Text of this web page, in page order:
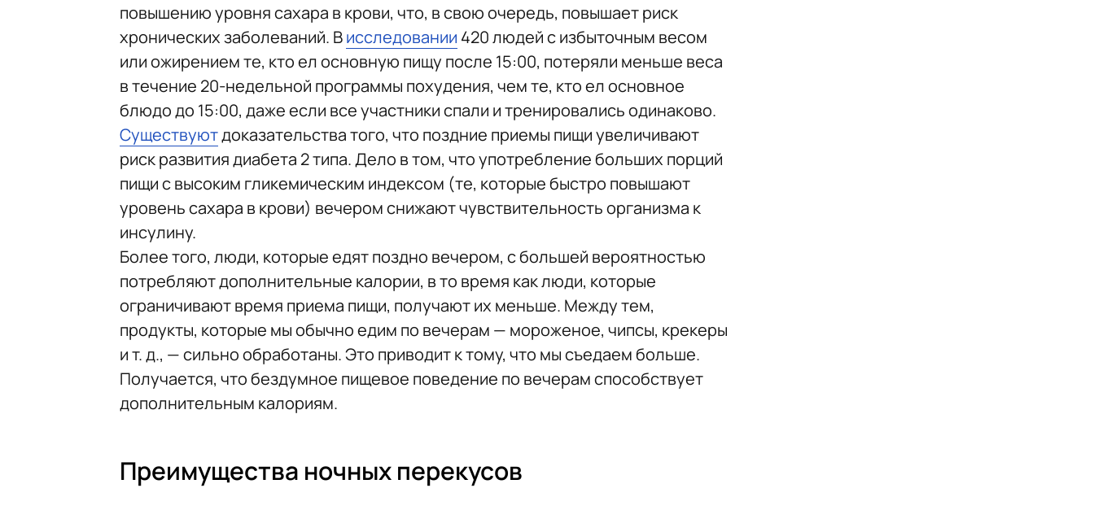
повышению уровня сахара в крови, что, в свою очередь, повышает риск
хронических заболеваний. Висследовании 420 людей с избыточным весом
или ожирением те, кто ел основную пищу после 15:00, потеряли меньше веса
в течение 20-недельной программы похудения, чем те, кто ел основное
блюдо до 15:00, даже если все участники спали и тренировались одинаково.
Существуютдоказательства того, что поздние приемы пищи увеличивают
риск развития диабета 2 типа. Дело в том, что употребление больших порций
пищи с высоким гликемическим индексом (те, которые быстро повышают
уровень сахара в крови) вечером снижают чувствительность организма к
инсулину.
Более того, люди, которые едят поздно вечером, с большей вероятностью
потребляют дополнительные калории, в то время как люди, которые
ограничивают время приема пищи, получают их меньше. Между тем,
продукты, которые мы обычно едим по вечерам — мороженое, чипсы, крекеры
и т. д., — сильно обработаны. Это приводит к тому, что мы съедаем больше.
Получается, что бездумное пищевое поведение по вечерам способствует
дополнительным калориям.
Преимущества ночных перекусов